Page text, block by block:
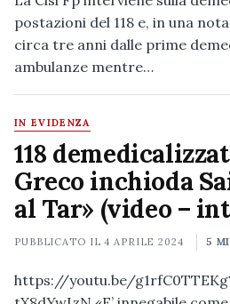
postazioni del 118 e, in una
circa tre anni dalle prime
ambulanze mentre…
IN EVIDENZA
118
Greco inchioda
al Tar» (video –
PUBBLICATO IL4 APRILE 2024 5
https://youtu.be/